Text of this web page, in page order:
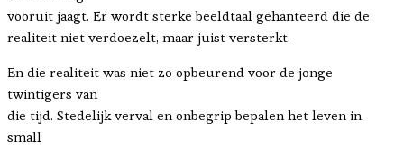
vooruit jaagt. Er wordt sterke beeldtaal gehanteerd die de
realiteit niet verdoezelt, maar juist versterkt.
En die realiteit was niet zo opbeurend voor de jonge
twintigers van
die tijd. Stedelijk verval en onbegrip bepalen het leven in
small